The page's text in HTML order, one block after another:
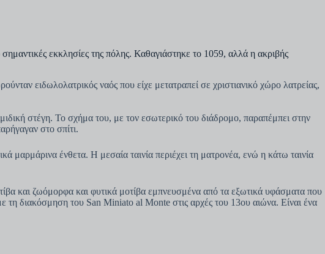
εκκλησίες της πόλης. Καθαγιάστηκε το 1059, αλλά η ακριβής
ειδωλολατρικός ναός που είχε μετατραπεί σε χριστιανικό χώρο λατρείας,
στέγη. Το σχήμα του, με τον εσωτερικό του διάδρομο, παραπέμπει στην
στο σπίτι.
ένθετα. Η μεσαία ταινία περιέχει τη ματρονέα, ενώ η κάτω ταινία
και ζωόμορφα και φυτικά μοτίβα εμπνευσμένα από τα εξωτικά υφάσματα που
τη διακόσμηση του San Miniato al Monte στις αρχές του 13ου αιώνα. Είναι ένα